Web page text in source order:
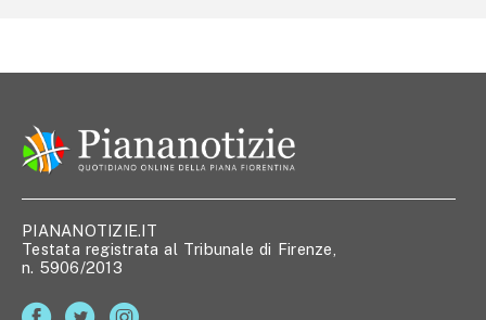
PIANANOTIZIE.IT
Testata registrata al Tribunale di Firenze,
n. 5906/2013